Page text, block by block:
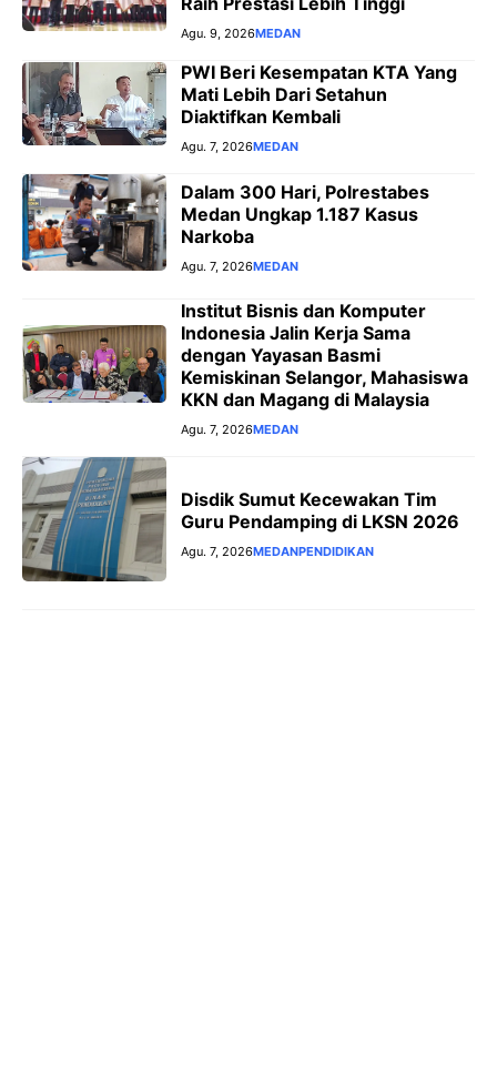
Agu. 9, 2026MEDAN
PWI Beri Kesempatan KTA Yang
Mati Lebih Dari Setahun
Diaktifkan Kembali
Agu. 7, 2026MEDAN
Dalam 300 Hari, Polrestabes
Medan Ungkap 1.187 Kasus
Narkoba
Agu. 7, 2026MEDAN
Institut Bisnis dan Komputer
Indonesia Jalin Kerja Sama
dengan Yayasan Basmi
Kemiskinan Selangor, Mahasiswa
KKN dan Magang di Malaysia
Agu. 7, 2026MEDAN
Disdik Sumut Kecewakan Tim
Guru Pendamping di LKSN 2026
Agu. 7, 2026MEDANPENDIDIKAN